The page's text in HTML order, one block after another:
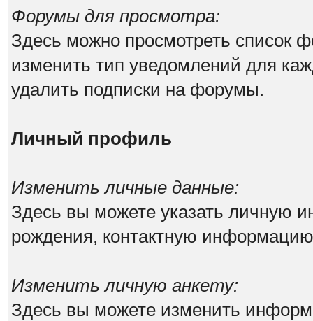
Форумы для просмотра:
Здесь можно просмотреть список
изменить тип уведомлений для
удалить подписки на форумы.
Личный профиль
Изменить личные данные:
Здесь вы можете указать личную
рождения, контактную
Изменить личную анкету:
Здесь вы можете изменить